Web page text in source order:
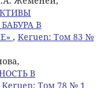
В
, Keruen: Том 83 №
В
Keruen: Том 78 № 1